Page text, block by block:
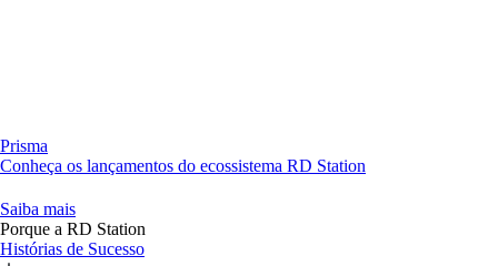
Prisma
Conheça os lançamentos do ecossistema RD Station
Saiba mais
Porque a RD Station
Histórias de Sucesso